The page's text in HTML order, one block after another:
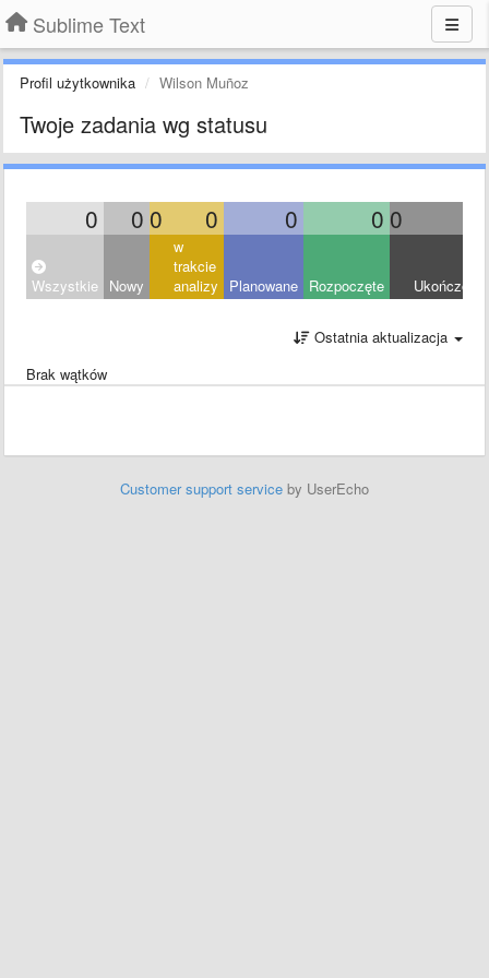
Sublime Text
Profil użytkownika Wilson Muñoz
Twoje zadania wg statusu
0 0 0 0 0 0 0
Wszystkie Nowy
w
trakcie
analizy
Planowane Rozpoczęte Ukończony
Ostatnia aktualizacja
Brak wątków
Customer support service by UserEcho